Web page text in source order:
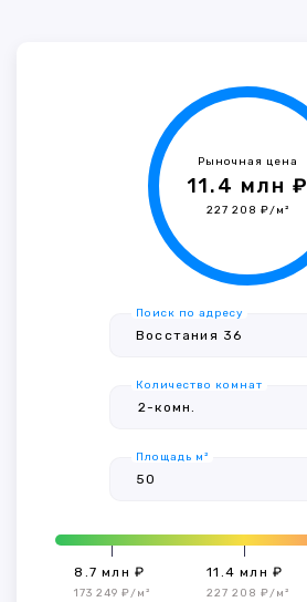
Рыночная цена
11.4 млн ₽
227 208 ₽/м²
Поиск по адресу
Количество комнат
Площадь м²
8.7 млн ₽
173 249 ₽/м²
11.4 млн ₽
227 208 ₽/м²